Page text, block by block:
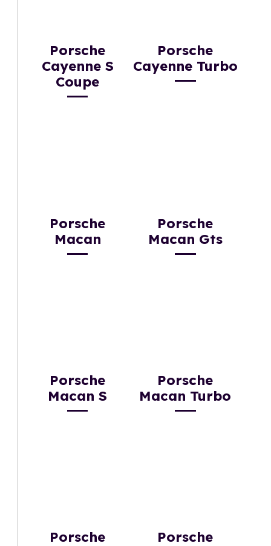
Porsche
Cayenne S
Coupe
Porsche
Cayenne Turbo
Porsche
Macan
Porsche
Macan Gts
Porsche
Macan S
Porsche
Macan Turbo
Porsche
Porsche